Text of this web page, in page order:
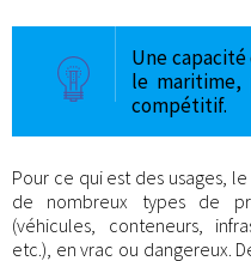
Une
le
compétitif.
Pour ce qui est des usages,
de nombreux types de
(véhicules, conteneurs,
etc.), en vrac ou dangereux.